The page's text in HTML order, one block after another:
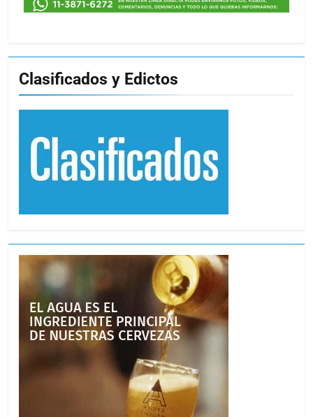
Clasificados y Edictos